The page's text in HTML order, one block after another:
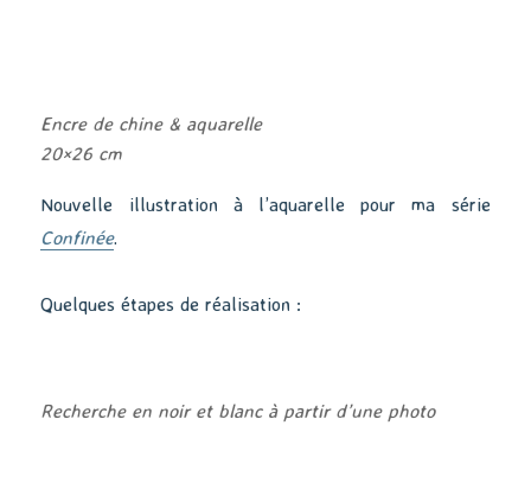
Encre de chine & aquarelle
20×26 cm
Nouvelle illustration à l’aquarelle pour ma série
Confinée.
Quelques étapes de réalisation :
Recherche en noir et blanc à partir d’une photo